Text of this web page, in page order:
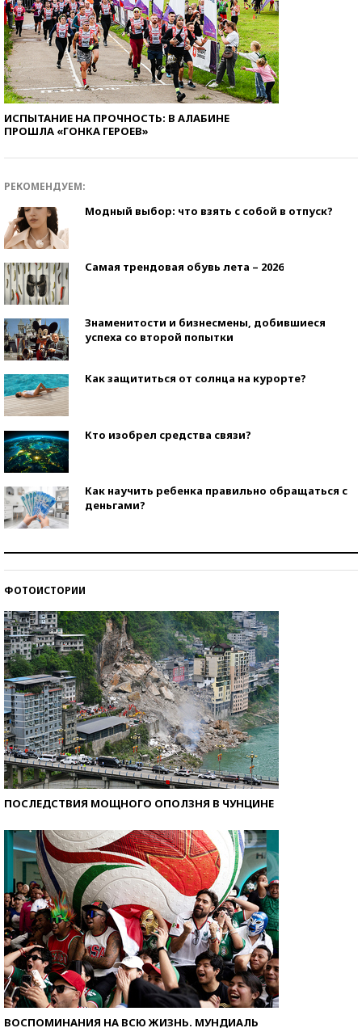
ИСПЫТАНИЕ НА ПРОЧНОСТЬ: В АЛАБИНЕ
ПРОШЛА «ГОНКА ГЕРОЕВ»
РЕКОМЕНДУЕМ:
Модный выбор: что взять с собой в отпуск?
Самая трендовая обувь лета – 2026
Знаменитости и бизнесмены, добившиеся
успеха со второй попытки
Как защититься от солнца на курорте?
Кто изобрел средства связи?
Как научить ребенка правильно обращаться с
деньгами?
ФОТОИСТОРИИ
ПОСЛЕДСТВИЯ МОЩНОГО ОПОЛЗНЯ В ЧУНЦИНЕ
ВОСПОМИНАНИЯ НА ВСЮ ЖИЗНЬ. МУНДИАЛЬ